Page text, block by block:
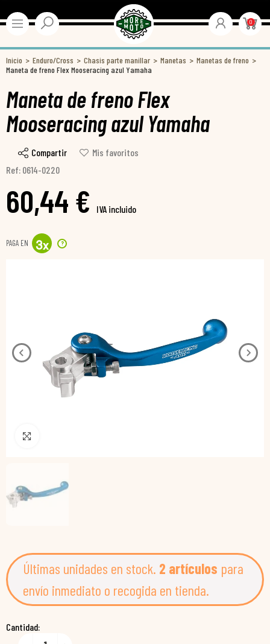
0
Inicio Enduro/Cross Chasis parte manillar Manetas
Manetas de freno
Maneta de freno Flex Mooseracing azul Yamaha
Maneta de freno Flex
Mooseracing azul Yamaha
Compartir
Mis favoritos
Ref: 0614-0220
60,44 € IVA incluido
PAGA EN 3x ?
Últimas unidades en stock. 2 artículos para
envío inmediato o recogida en tienda.
Cantidad: